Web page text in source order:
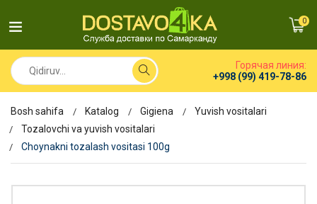
0
Горячая линия:
+998 (99) 419-78-86
Bosh sahifa Katalog Gigiena
Yuvish vositalari
Tozalovchi va yuvish vositalari
Choynakni tozalash vositasi 100g